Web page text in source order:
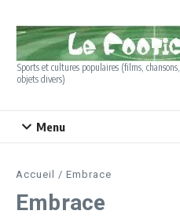
Sports et cultures populaires (films,
objets divers)
Menu
Accueil / Embrace
Embrace